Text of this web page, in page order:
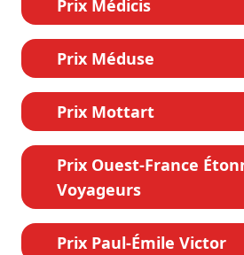
Prix Médicis
Prix Méduse
Prix Mottart
Prix Ouest-France
Voyageurs
Prix Paul-Émile Victor